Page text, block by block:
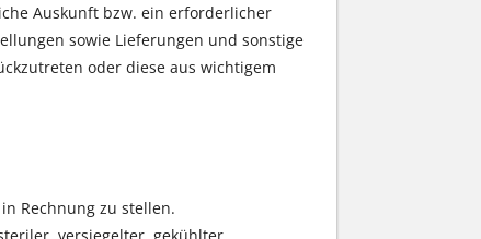
Auskunft bzw. ein erforderlicher
sowie Lieferungen und sonstige
oder diese aus wichtigem
Rechnung zu stellen.
versiegelter, gekühlter,